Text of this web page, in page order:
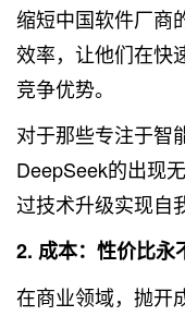
缩短中国软件厂商
效率，让他们在快
竞争优势。
对于那些专注于智
DeepSeek的出现
过技术升级实现自
2. 成本：性价比永
在商业领域，抛开